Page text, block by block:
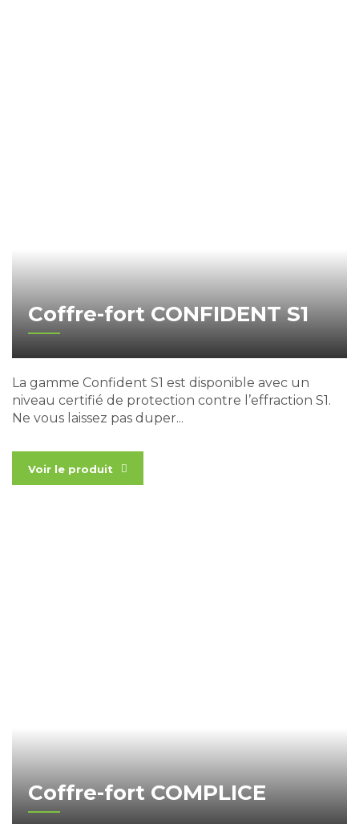
Coffre-fort CONFIDENT S1
La gamme Confident S1 est disponible avec un
niveau certifié de protection contre l’effraction S1.
Ne vous laissez pas duper...
Voir le produit
Coffre-fort COMPLICE